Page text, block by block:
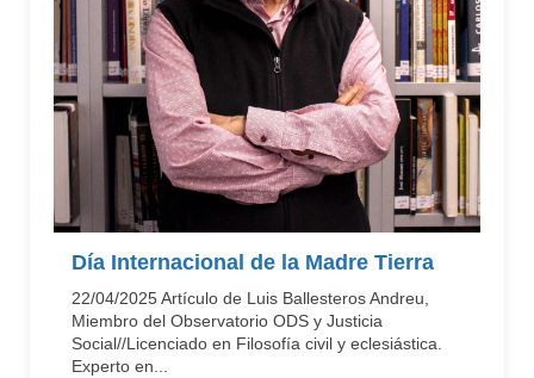
Día Internacional de la Madre Tierra
22/04/2025 Artículo de Luis Ballesteros Andreu,
Miembro del Observatorio ODS y Justicia
Social//Licenciado en Filosofía civil y eclesiástica.
Experto en...